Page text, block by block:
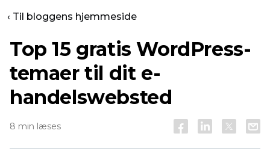
‹ Til bloggens hjemmeside
Top 15 gratis WordPress-
temaer til dit e-
handelswebsted
8 min læses